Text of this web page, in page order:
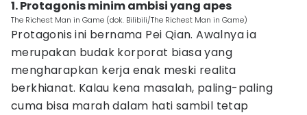
1. Protagonis minim ambisi yang apes
The Richest Man in Game (dok. Bilibili/The Richest Man in Game)
Protagonis ini bernama Pei Qian. Awalnya ia
merupakan budak korporat biasa yang
mengharapkan kerja enak meski realita
berkhianat. Kalau kena masalah, paling-paling
cuma bisa marah dalam hati sambil tetap